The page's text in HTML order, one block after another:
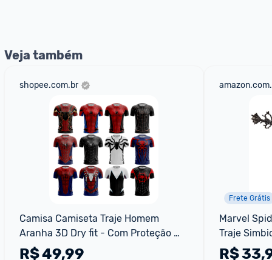
Veja também
shopee.com.br
Camisa Camiseta Traje Homem
Aranha 3D Dry fit - Com Proteção
Uv50+ Treino corrida casual
R$49,99
Frete Grátis
Marvel
Traje
R$